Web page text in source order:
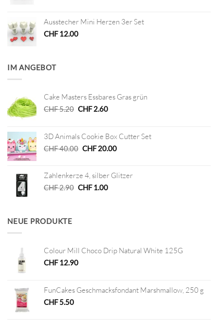
Ausstecher Mini Herzen 3er Set
CHF12.00
IM ANGEBOT
Cake Masters Essbares Gras grün
CHF5.20 Ursprünglicher
CHF 5.20
CHF2.60Aktueller
CHF 2.60.
3D Animals Cookie Box Cutter Set
CHF40.00 Ursprünglicher
CHF 40.00
CHF20.00Aktueller
CHF 20.00.
Zahlenkerze 4, silber Glitzer
CHF2.90 Ursprünglicher
CHF1.00Aktueller
NEUE PRODUKTE
Colour Mill Choco Drip Natural White 125G
CHF12.90
FunCakes Geschmacksfondant Marshmallow, 250 g
CHF5.50